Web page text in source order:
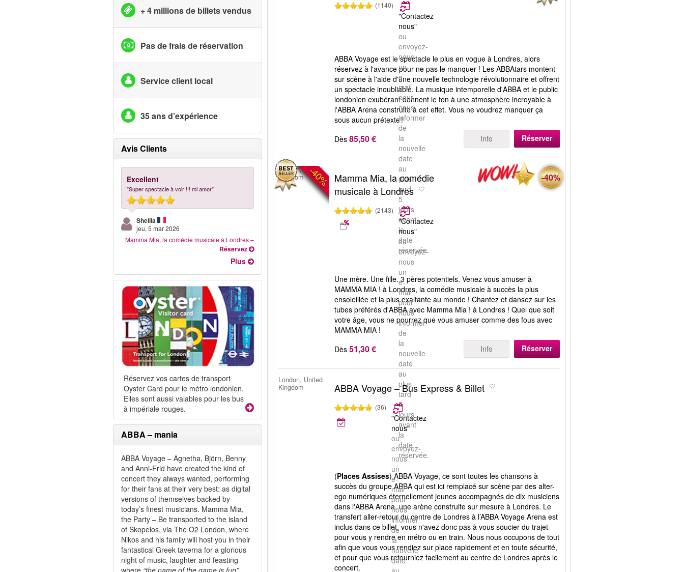
+ 4 millions de billets vendus
Pas de frais de réservation
Service client local
35 ans d’expérience
Avis Clients
Excellent
"Super spectacle à voir !!! mi amor"
Sheilla
jeu, 5 mar 2026
Mamma Mia, la comédie musicale à Londres–
Réservez
Plus
Réservez vos cartes de transport
Oyster Card pour le métro londonien.
Elles sont aussi valables pour les bus
à impériale rouges.
ABBA – mania
ABBA Voyage – Agnetha, Björn, Benny
and Anni-Frid have created the kind of
concert they always wanted, performing
for their fans at their very best: as digital
versions of themselves backed by
today’s finest musicians. Mamma Mia,
the Party – Be transported to the island
of Skopelos, via The O2 London, where
Nikos and his family will host you in their
fantastical Greek taverna for a glorious
night of music, laughter and feasting
(1140)
"Contactez
nous"
ou
envoyez-
nous
un
e-
mail
pour
nous
informer
de
la
nouvelle
date
au
plus
tard
5
jours
avant
la
date
réservée.
ABBA Voyage est le spectacle le plus en vogue à Londres, alors
réservez à l'avance pour ne pas le manquer ! Les ABBAtars montent
sur scène à l'aide d'une nouvelle technologie révolutionnaire et offrent
un spectacle inoubliable. La musique intemporelle d'ABBA et le public
londonien exubérant donnent le ton à une atmosphère incroyable à
l'ABBA Arena construite à cet effet. Vous ne voudrez manquer ça
sous aucun prétexte !
Dès 85,50 € Info Réserver
-40%
London, United
Kingdom
Mamma Mia, la comédie
musicale à Londres
(2143)
"Contactez
nous"
ou
envoyez-
nous
un
e-
mail
pour
nous
informer
de
la
nouvelle
date
au
plus
tard
5
jours
avant
la
date
réservée.
-40%
Une mère. Une fille. 3 pères potentiels. Venez vous amuser à
MAMMA MIA ! à Londres, la comédie musicale à succès la plus
ensoleillée et la plus exaltante au monde ! Chantez et dansez sur les
tubes préférés d'ABBA avec Mamma Mia ! à Londres ! Quel que soit
votre âge, vous ne pourrez que vous amuser comme des fous avec
MAMMA MIA !
Dès 51,30 € Info Réserver
London, United
Kingdom
ABBA Voyage – Bus Express & Billet
(36)
"Contactez
nous"
ou
envoyez-
nous
un
e-
mail
pour
nous
informer
de
la
nouvelle
date
(Places Assises) ABBA Voyage, ce sont toutes les chansons à
succès du groupe ABBA qui est ici remplacé sur scène par des alter-
ego numériques éternellement jeunes accompagnés de dix musiciens
dans l'ABBA Arena, une arène construite sur mesure à Londres. Le
transfert aller-retour du centre de Londres à l’ABBA Voyage Arena est
inclus dans ce billet, vous n'avez donc pas à vous soucier du trajet
pour vous y rendre en métro ou en train. Nous nous occupons de tout
afin que vous vous rendiez sur place rapidement et en toute sécurité,
et pour que vous retourniez facilement au centre de Londres après le
concert.